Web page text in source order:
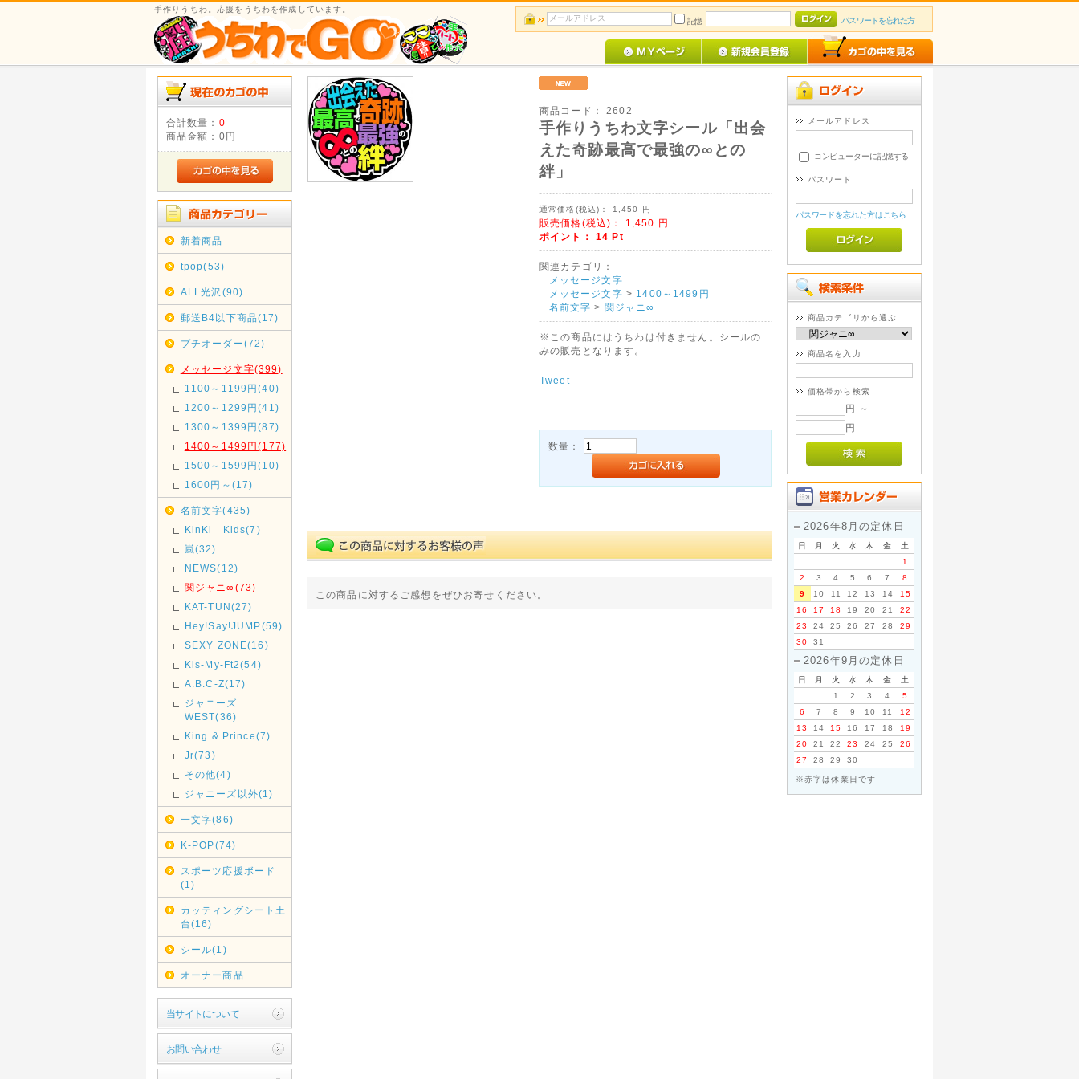
手作りうちわ。応援をうちわを作成しています。
記憶
パスワードを忘れた方
合計数量： 0
商品金額： 0円
新着商品
tpop(53)
ALL光沢(90)
郵送B4以下商品(17)
プチオーダー(72)
メッセージ文字(399)
1100～1199円(40)
1200～1299円(41)
1300～1399円(87)
1400～1499円(177)
1500～1599円(10)
1600円～(17)
名前文字(435)
KinKi Kids(7)
嵐(32)
NEWS(12)
関ジャニ∞(73)
KAT-TUN(27)
Hey!Say!JUMP(59)
SEXY ZONE(16)
Kis-My-Ft2(54)
A.B.C-Z(17)
ジャニーズ
WEST(36)
King & Prince(7)
Jr(73)
その他(4)
ジャニーズ以外(1)
一文字(86)
K-POP(74)
スポーツ応援ボード
(1)
カッティングシート土
台(16)
シール(1)
オーナー商品
当サイトについて
お問い合わせ
商品コード： 2602
手作りうちわ文字シール「出会
えた奇跡最高で最強の∞との
絆」
通常価格(税込)： 1,450 円
販売価格(税込)： 1,450 円
ポイント： 14 Pt
関連カテゴリ：
メッセージ文字
メッセージ文字 > 1400～1499円
名前文字 > 関ジャニ∞
※この商品にはうちわは付きません。シールの
みの販売となります。
Tweet
数量：
この商品に対するご感想をぜひお寄せください。
メールアドレス
コンピューターに記憶する
パスワード
パスワードを忘れた方はこちら
商品カテゴリから選ぶ
商品名を入力
価格帯から検索
円 ～
円
2026年8月の定休日
日 月 火 水 木 金
土
1
2
3 4 5 6 7
8
9
10 11 12 13 14
15
16
17 18 19 20 21
22
23
24 25 26 27 28
29
30
31
2026年9月の定休日
日 月 火 水 木 金
土
1
2 3 4
5
6
7 8 9 10 11
12
13
14 15 16 17 18
19
20
21 22 23 24 25
26
27
28 29 30
※赤字は休業日です